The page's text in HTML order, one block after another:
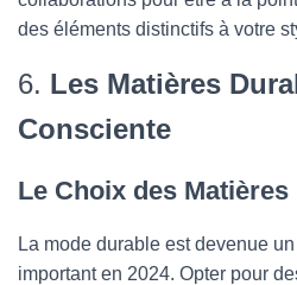
des éléments distinctifs à votre
6. Les Matières
Consciente
Le Choix des
La mode durable est devenue
important en 2024. Opter pour